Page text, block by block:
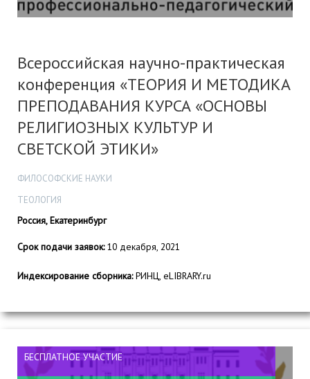
Всероссийская научно-практическая
конференция «ТЕОРИЯ И МЕТОДИКА
ПРЕПОДАВАНИЯ КУРСА «ОСНОВЫ
РЕЛИГИОЗНЫХ КУЛЬТУР И
СВЕТСКОЙ ЭТИКИ»
ФИЛОСОФСКИЕ НАУКИ
ТЕОЛОГИЯ
Россия, Екатеринбург
Срок подачи заявок:10 декабря, 2021
Индексирование сборника:РИНЦ, eLIBRARY.ru
БЕСПЛАТНОЕ УЧАСТИЕ